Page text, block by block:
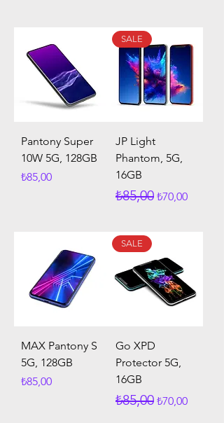
Pantony Super
10W 5G, 128GB
Fiyat
₺85,00
SALE
JP Light
Phantom, 5G,
16GB
Normal Fiyat
₺85,00 İndirimli Fiyat
₺70,00
MAX Pantony S
5G, 128GB
Fiyat
₺85,00
SALE
Go XPD
Protector 5G,
16GB
Normal Fiyat
₺85,00 İndirimli Fiyat
₺70,00